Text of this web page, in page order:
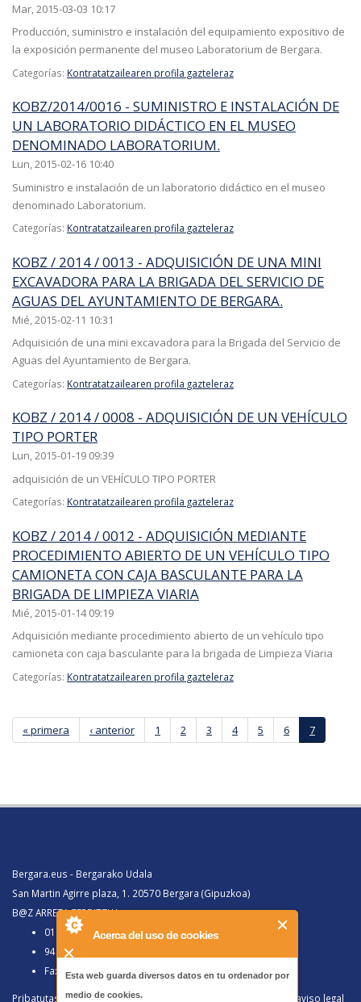
Acerca del uso de cookies
Esta web guarda diversos datos en tu ordenador por
medio de cookies.
Mar, 2015-03-03 10:17
Producción, suministro e instalación del equipamiento expositivo de
la exposición permanente del museo Laboratorium de Bergara.
Categorías: Kontratatzailearen profila gazteleraz
KOBZ/2014/0016 - SUMINISTRO E INSTALACIÓN DE
UN LABORATORIO DIDÁCTICO EN EL MUSEO
DENOMINADO LABORATORIUM.
Lun, 2015-02-16 10:40
Suministro e instalación de un laboratorio didáctico en el museo
denominado Laboratorium.
Categorías: Kontratatzailearen profila gazteleraz
KOBZ / 2014 / 0013 - ADQUISICIÓN DE UNA MINI
EXCAVADORA PARA LA BRIGADA DEL SERVICIO DE
AGUAS DEL AYUNTAMIENTO DE BERGARA.
Mié, 2015-02-11 10:31
Adquisición de una mini excavadora para la Brigada del Servicio de
Aguas del Ayuntamiento de Bergara.
Categorías: Kontratatzailearen profila gazteleraz
KOBZ / 2014 / 0008 - ADQUISICIÓN DE UN VEHÍCULO
TIPO PORTER
Lun, 2015-01-19 09:39
adquisición de un VEHÍCULO TIPO PORTER
Categorías: Kontratatzailearen profila gazteleraz
KOBZ / 2014 / 0012 - ADQUISICIÓN MEDIANTE
PROCEDIMIENTO ABIERTO DE UN VEHÍCULO TIPO
CAMIONETA CON CAJA BASCULANTE PARA LA
BRIGADA DE LIMPIEZA VIARIA
Mié, 2015-01-14 09:19
Adquisición mediante procedimiento abierto de un vehículo tipo
camioneta con caja basculante para la brigada de Limpieza Viaria
Categorías: Kontratatzailearen profila gazteleraz
Páginas
« primera ‹ anterior 1 2 3 4 5 6 7
Bergara.eus - Bergarako Udala
San Martin Agirre plaza, 1. 20570 Bergara (Gipuzkoa)
B@Z ARRETA ZERBITZUA:
010, Bergaratik deituz gero
943 77 91 00, Bergaraz kanpotik deituz gero
Faxa 943 77 91 63
Pribatutasun politika eta lege oharra Política de privacidad y aviso legal